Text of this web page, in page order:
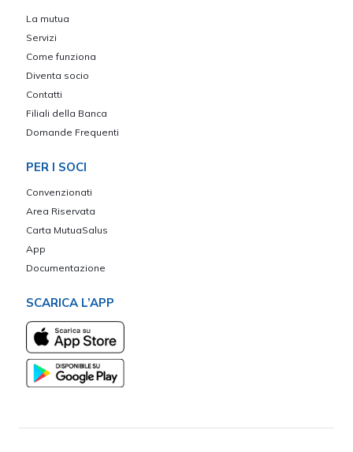
La mutua
Servizi
Come funziona
Diventa socio
Contatti
Filiali della Banca
Domande Frequenti
PER I SOCI
Convenzionati
Area Riservata
Carta MutuaSalus
App
Documentazione
SCARICA L’APP